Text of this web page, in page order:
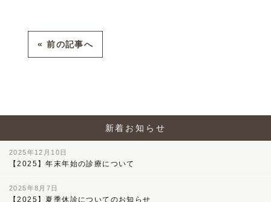
« 前の記事へ
新着お知らせ
2025年12月10日
【2025】年末年始の診療について
2025年8月7日
【2025】夏季休診についてのお知らせ